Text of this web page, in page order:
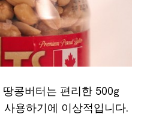
콩버터는 편리한 500g
용하기에 이상적입니다.